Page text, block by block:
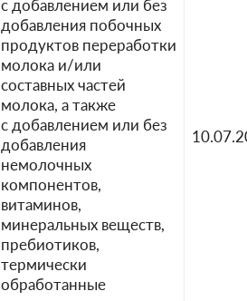
с добавлением или без
добавления побочных
продуктов переработки
молока и/или
составных частей
молока, а также
с добавлением или без
добавления
немолочных
компонентов,
витаминов,
минеральных веществ,
пребиотиков,
термически
обработанные